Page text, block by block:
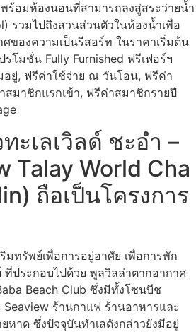
ร้อมห้องนอนที่สามารถลงสู่สระว่ายน้ำ
รวมไปถึงสวนส่วนตัวในห้องน้ำเพื่อ
ศของความเป็นรีสอร์ท ในราคาเริ่มต้น
โมชั่น Fully Furnished ฟรีเฟอร์ฯ
อยู่, ฟรีค่าใช้จ่าย ณ วันโอน, ฟรีค่า
สมาชิกแรกเข้า, ฟรีค่าสมาชิกรายปี
ะเลเวิลด์ ชะอำ –
Talay World Cha
ถือเป็นโครงการ
ทรัพย์เพื่อการอยู่อาศัย เพื่อการพัก
ประกอบไปด้วย พูลวิลล่าตากอากาศ
Beach Club ซึ่งมีทั้งโซนบีช
ร้านกาแฟ ร้านอาหารและ
หาด ซึ่งปัจจุบันทำเลดังกล่าวยังมีอยู่